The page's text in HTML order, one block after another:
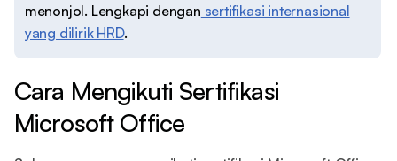
menonjol. Lengkapi dengan sertifikasi internasional
yang dilirik HRD.
Cara Mengikuti Sertifikasi
Microsoft Office